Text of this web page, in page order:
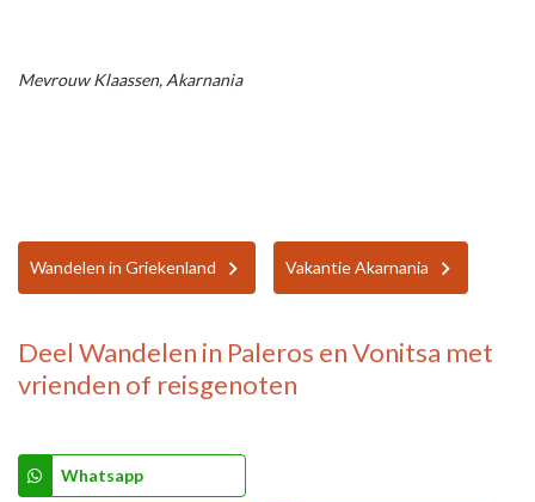
Mevrouw Klaassen, Akarnania
Wandelen in Griekenland Vakantie Akarnania
Deel Wandelen in Paleros en Vonitsa met
vrienden of reisgenoten
Whatsapp